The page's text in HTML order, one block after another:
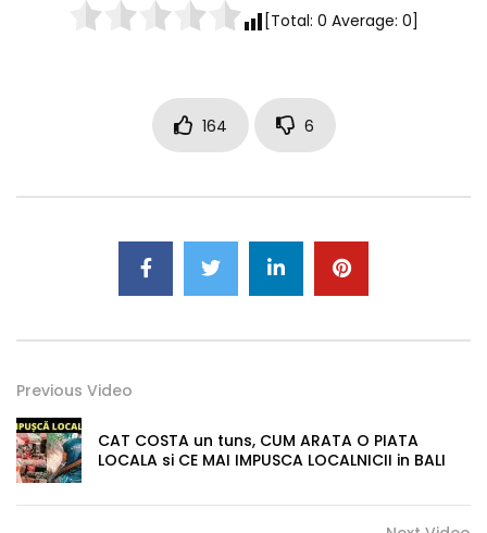
[Total: 0 Average: 0]
164 6
Previous Video
CAT COSTA un tuns, CUM ARATA O PIATA
LOCALA si CE MAI IMPUSCA LOCALNICII in BALI